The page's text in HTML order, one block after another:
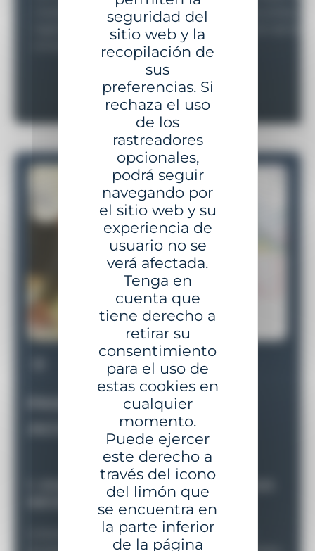
seguridad del
sitio web y la
recopilación de
sus
preferencias. Si
rechaza el uso
de los
rastreadores
opcionales,
podrá seguir
navegando por
el sitio web y su
experiencia de
usuario no se
verá afectada.
Tenga en
cuenta que
tiene derecho a
retirar su
consentimiento
para el uso de
estas cookies en
cualquier
momento.
Puede ejercer
este derecho a
través del icono
del limón que
se encuentra en
la parte inferior
de la página
medios humanos y
logísticos necesarios para
el éxito de su proyecto.
PASOS DE NUESTRO
ACOMPAÑAMIENTO
1- EVALUACIÓN ESTRATÉGICA DE SUS
NECESIDADES
GISMAN realiza un estudio exhaustivo para
PASOS DE NUESTRO
ACOMPAÑAMIENTO
PASOS DE NUESTRO
ACOMPAÑAMIENTO
PASOS DE NUESTRO
ACOMPAÑAMIENTO
PASOS DE NUESTRO
ACOMPAÑAMIENTO
PASOS DE NUESTRO
ACOMPAÑAMIENTO